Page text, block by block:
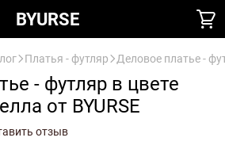
BYURSE
Платья - футляр Деловое платье -
- футляр в цвете
от BYURSE
отзыв